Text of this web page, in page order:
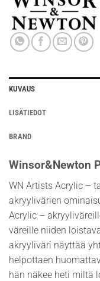
KUVAUS
LISÄTIEDOT
BRAND
Winsor&Newton
WN Artists Acrylic –
akryylivärien
Acrylic –
väreille niiden
akryyliväri näyttää
helpottaen
hän näkee heti miltä